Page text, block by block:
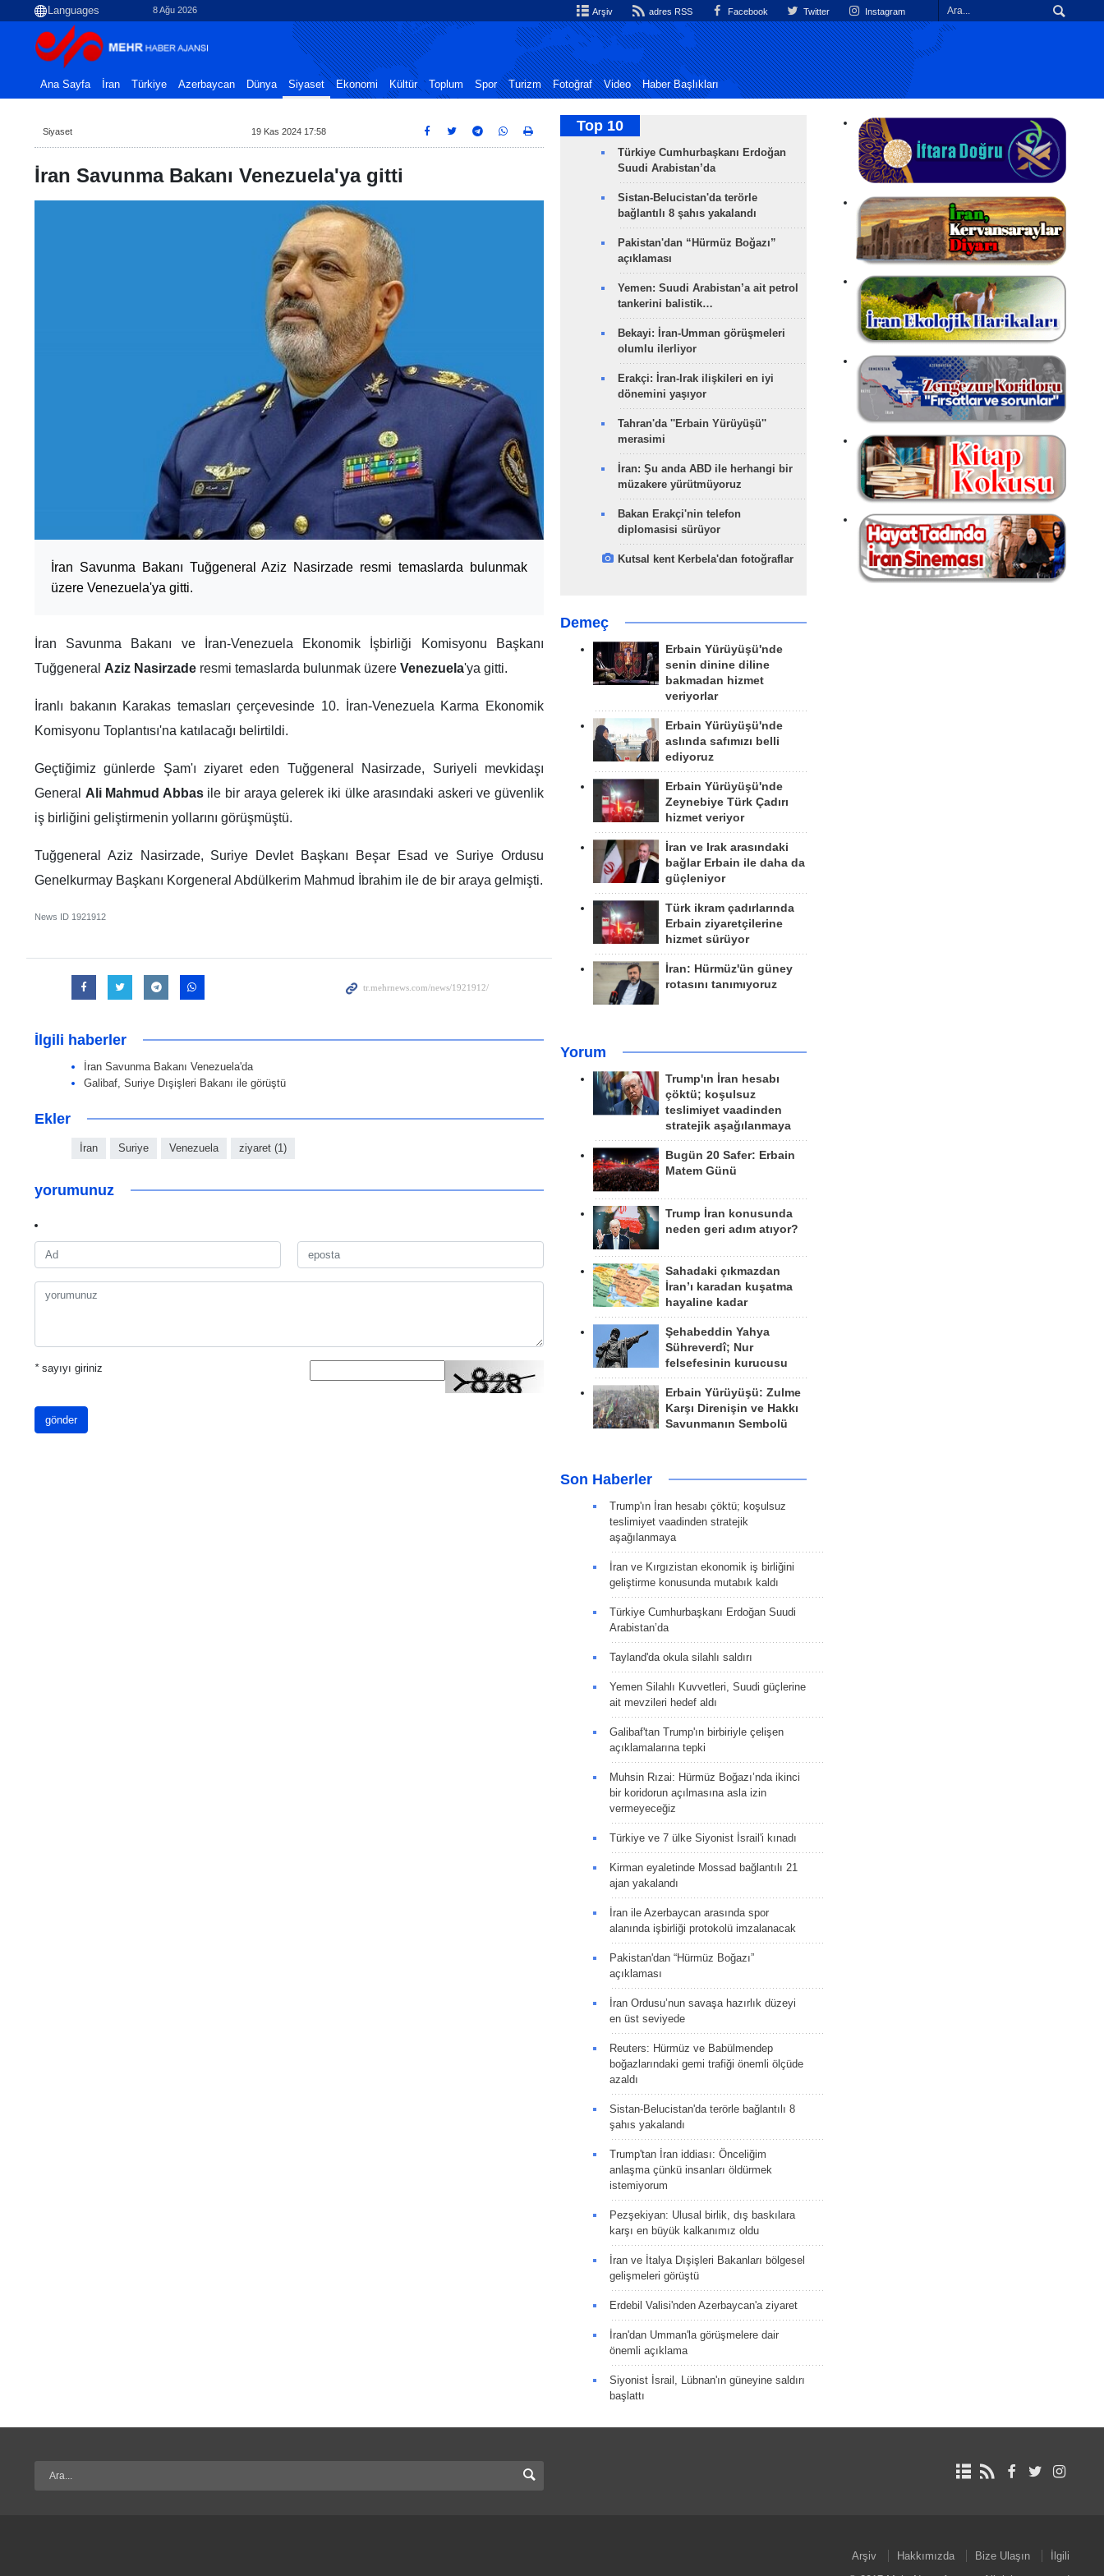
8 Ağu 2026 Arşiv adres RSS Facebook Twitter Instagram
Ana Sayfa İran Türkiye Azerbaycan Dünya Siyaset Ekonomi Kültür Toplum Spor Turizm Fotoğraf Video Haber Başlıkları
Siyaset 19 Kas 2024 17:58
İran Savunma Bakanı Venezuela'ya gitti
İran Savunma Bakanı Tuğgeneral Aziz Nasirzade resmi temaslarda bulunmak
üzere Venezuela'ya gitti.
İran Savunma Bakanı ve İran-Venezuela Ekonomik İşbirliği Komisyonu Başkanı
Tuğgeneral Aziz Nasirzade resmi temaslarda bulunmak üzere Venezuela'ya gitti.
İranlı bakanın Karakas temasları çerçevesinde 10. İran-Venezuela Karma Ekonomik
Komisyonu Toplantısı'na katılacağı belirtildi.
Geçtiğimiz günlerde Şam'ı ziyaret eden Tuğgeneral Nasirzade, Suriyeli mevkidaşı
General Ali Mahmud Abbasile bir araya gelerek iki ülke arasındaki askeri ve güvenlik
iş birliğini geliştirmenin yollarını görüşmüştü.
Tuğgeneral Aziz Nasirzade, Suriye Devlet Başkanı Beşar Esad ve Suriye Ordusu
Genelkurmay Başkanı Korgeneral Abdülkerim Mahmud İbrahim ile de bir araya gelmişti.
News ID 1921912
İlgili haberler
İran Savunma Bakanı Venezuela'da
Galibaf, Suriye Dışişleri Bakanı ile görüştü
Ekler
İran Suriye Venezuela ziyaret (1)
yorumunuz
*sayıyı giriniz
gönder
Top 10
Türkiye Cumhurbaşkanı Erdoğan
Suudi Arabistan’da
Sistan-Belucistan'da terörle
bağlantılı 8 şahıs yakalandı
Pakistan'dan “Hürmüz Boğazı”
açıklaması
Yemen: Suudi Arabistan’a ait petrol
tankerini balistik…
Bekayi: İran-Umman görüşmeleri
olumlu ilerliyor
Erakçi: İran-Irak ilişkileri en iyi
dönemini yaşıyor
Tahran'da ''Erbain Yürüyüşü''
merasimi
İran: Şu anda ABD ile herhangi bir
müzakere yürütmüyoruz
Bakan Erakçi'nin telefon
diplomasisi sürüyor
Kutsal kent Kerbela'dan fotoğraflar
Demeç
Erbain Yürüyüşü'nde
senin dinine diline
bakmadan hizmet
veriyorlar
Erbain Yürüyüşü'nde
aslında safımızı belli
ediyoruz
Erbain Yürüyüşü'nde
Zeynebiye Türk Çadırı
hizmet veriyor
İran ve Irak arasındaki
bağlar Erbain ile daha da
güçleniyor
Türk ikram çadırlarında
Erbain ziyaretçilerine
hizmet sürüyor
İran: Hürmüz'ün güney
rotasını tanımıyoruz
Yorum
Trump'ın İran hesabı
çöktü; koşulsuz
teslimiyet vaadinden
stratejik aşağılanmaya
Bugün 20 Safer: Erbain
Matem Günü
Trump İran konusunda
neden geri adım atıyor?
Sahadaki çıkmazdan
İran’ı karadan kuşatma
hayaline kadar
Şehabeddin Yahya
Sühreverdî; Nur
felsefesinin kurucusu
Erbain Yürüyüşü: Zulme
Karşı Direnişin ve Hakkı
Savunmanın Sembolü
Son Haberler
Trump'ın İran hesabı çöktü; koşulsuz
teslimiyet vaadinden stratejik
aşağılanmaya
İran ve Kırgızistan ekonomik iş birliğini
geliştirme konusunda mutabık kaldı
Türkiye Cumhurbaşkanı Erdoğan Suudi
Arabistan’da
Tayland'da okula silahlı saldırı
Yemen Silahlı Kuvvetleri, Suudi güçlerine
ait mevzileri hedef aldı
Galibaf'tan Trump'ın birbiriyle çelişen
açıklamalarına tepki
Muhsin Rızai: Hürmüz Boğazı’nda ikinci
bir koridorun açılmasına asla izin
vermeyeceğiz
Türkiye ve 7 ülke Siyonist İsrail'i kınadı
Kirman eyaletinde Mossad bağlantılı 21
ajan yakalandı
İran ile Azerbaycan arasında spor
alanında işbirliği protokolü imzalanacak
Pakistan'dan “Hürmüz Boğazı”
açıklaması
İran Ordusu’nun savaşa hazırlık düzeyi
en üst seviyede
Reuters: Hürmüz ve Babülmendep
boğazlarındaki gemi trafiği önemli ölçüde
azaldı
Sistan-Belucistan'da terörle bağlantılı 8
şahıs yakalandı
Trump'tan İran iddiası: Önceliğim
anlaşma çünkü insanları öldürmek
istemiyorum
Pezşekiyan: Ulusal birlik, dış baskılara
karşı en büyük kalkanımız oldu
İran ve İtalya Dışişleri Bakanları bölgesel
gelişmeleri görüştü
Erdebil Valisi'nden Azerbaycan'a ziyaret
İran'dan Umman'la görüşmelere dair
önemli açıklama
Siyonist İsrail, Lübnan'ın güneyine saldırı
başlattı
Arşiv Hakkımızda Bize Ulaşın
İlgili